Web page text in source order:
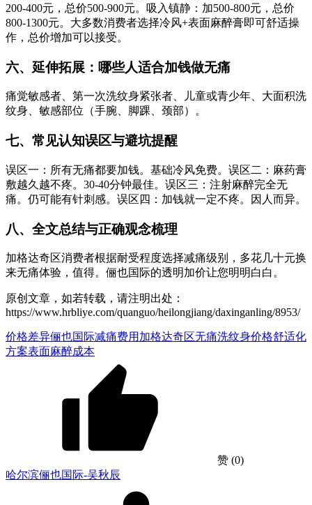
200-400元，总价500-900元。吸入镇静：加500-800元，总价
800-1300元。大多数消费者选择冷风+表面麻醉膏即可舒适操
作，总价增加可以接受。
六、延伸拓展：哪些人适合加钱做无痛
痛觉敏感者、第一次洗纹身紧张者、儿童或青少年、大面积洗
纹身、敏感部位（手腕、脚踝、颈部）。
七、常见认知误区与避坑提醒
误区一：所有无痛都要加钱。基础冷风免费。误区二：麻药膏
敷越久越不疼。30-40分钟最佳。误区三：注射麻醉完全无
痛。仍可能有针刺感。误区四：加钱就一定不疼。因人而异。
八、全文总结与正确观念梳理
加格达奇区消费者根据耐受程度选择减痛级别，多花几十元换
来无痛体验，值得。俪也国际的透明加价让您明明白白。
原创文章，如若转载，请注明出处：
https://www.hrbliye.com/quanguo/heilongjiang/daxinganling/8953/
价格差异俪也国际减痛费用 加格达奇区无痛洗纹身价格舒适化
方案表面麻醉成本
赞 (0)
哈尔滨俪也国际-吴秋辰